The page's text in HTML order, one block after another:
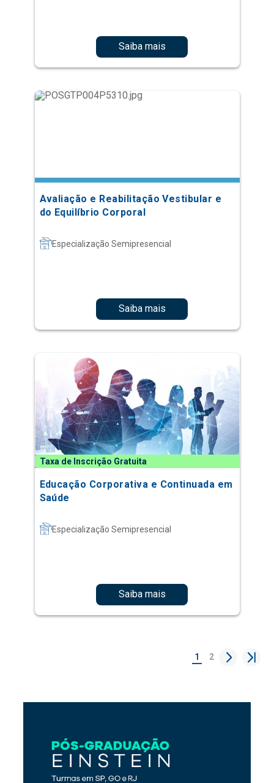
Saiba mais
Avaliação e Reabilitação Vestibular e
do Equilíbrio Corporal
Especialização Semipresencial
Saiba mais
Taxa de Inscrição Gratuita
Educação Corporativa e Continuada em
Saúde
Especialização Semipresencial
Saiba mais
1 2